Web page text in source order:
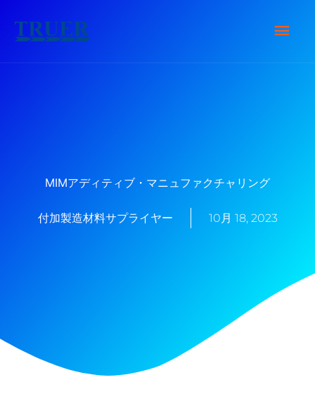
メ
MIMアディティブ・マニュファクチャリング
付加製造材料サプライヤー 10月 18, 2023